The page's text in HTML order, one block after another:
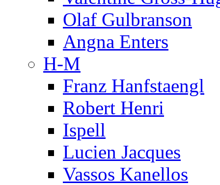
Olaf Gulbranson
Angna Enters
H-M
Franz Hanfstaengl
Robert Henri
Ispell
Lucien Jacques
Vassos Kanellos